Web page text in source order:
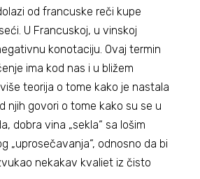
od francuske reči kupe
U Francuskoj, u vinskoj
konotaciju. Ovaj termin
ima kod nas i u bližem
teorija o tome kako je nastala
njih govori o tome kako su se u
dobra vina „sekla“ sa lošim
„uprosečavanja“, odnosno da bi
nekakav kvaliet iz čisto